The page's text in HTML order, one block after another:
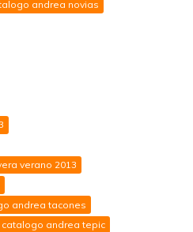
andrea novias
verano 2013
andrea tacones
catalogo andrea tepic